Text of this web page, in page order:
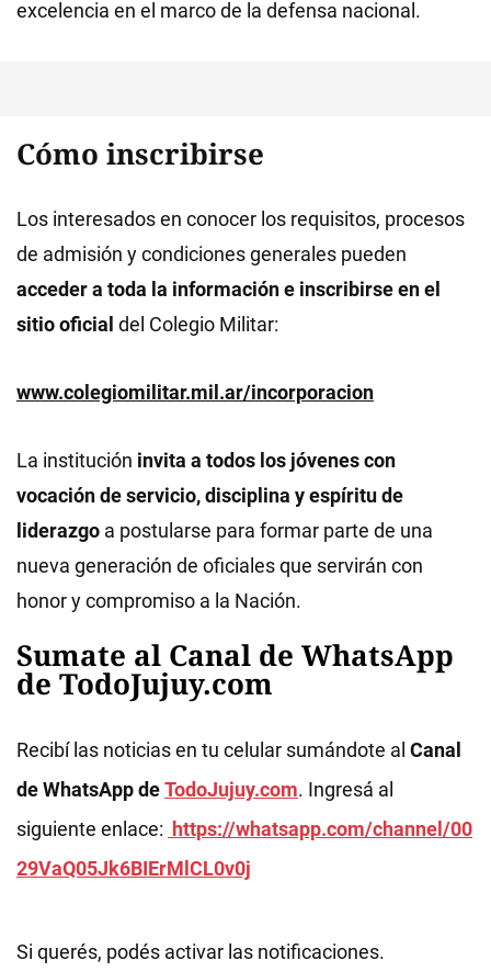
excelencia en el marco de la defensa nacional.
Cómo inscribirse
Los interesados en conocer los requisitos, procesos
de admisión y condiciones generales pueden
acceder a toda la información e inscribirse en el
sitio oficial del Colegio Militar:
www.colegiomilitar.mil.ar/incorporacion
La institución invita a todos los jóvenes con
vocación de servicio, disciplina y espíritu de
liderazgo a postularse para formar parte de una
nueva generación de oficiales que servirán con
honor y compromiso a la Nación.
Sumate al Canal de WhatsApp
de TodoJujuy.com
Recibí las noticias en tu celular sumándote al Canal
de WhatsApp deTodoJujuy.com. Ingresá al
siguiente enlace: https://whatsapp.com/channel/00
29VaQ05Jk6BIErMlCL0v0j
Si querés, podés activar las notificaciones.